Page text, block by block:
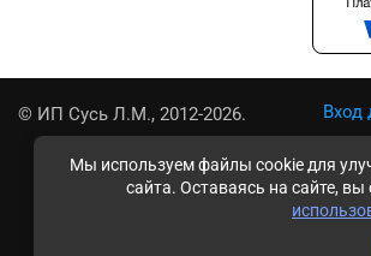
Мы используем файлы cookie для
сайта. Оставаясь на сайте, вы
© ИП Сусь Л.М., 2012-2026.
Вход